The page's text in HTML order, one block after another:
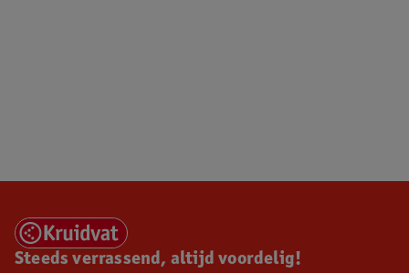
Steeds verrassend, altijd voordelig!